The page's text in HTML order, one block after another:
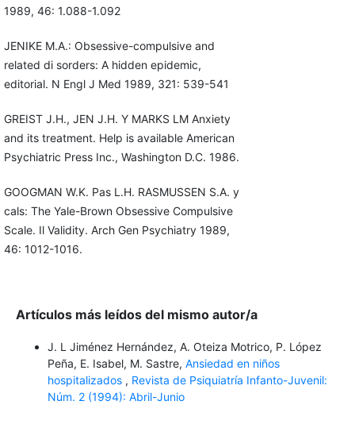
1989, 46: 1.088-1.092
JENIKE M.A.: Obsessive-compulsive and
related di sorders: A hidden epidemic,
editorial. N Engl J Med 1989, 321: 539-541
GREIST J.H., JEN J.H. Y MARKS LM Anxiety
and its treatment. Help is available American
Psychiatric Press Inc., Washington D.C. 1986.
GOOGMAN W.K. Pas L.H. RASMUSSEN S.A. y
cals: The Yale-Brown Obsessive Compulsive
Scale. Il Validity. Arch Gen Psychiatry 1989,
46: 1012-1016.
Artículos más leídos del mismo autor/a
J. L Jiménez Hernández, A. Oteiza Motrico, P. López
Peña, E. Isabel, M. Sastre, Ansiedad en niños
hospitalizados , Revista de Psiquiatría Infanto-Juvenil:
Núm. 2 (1994): Abril-Junio